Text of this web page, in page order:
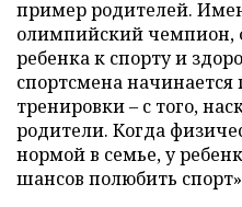
пример родителей.
олимпийский чемпион,
ребенка к спорту и
спортсмена
тренировки – с того,
родители. Когда
нормой в семье, у
шансов полюбить